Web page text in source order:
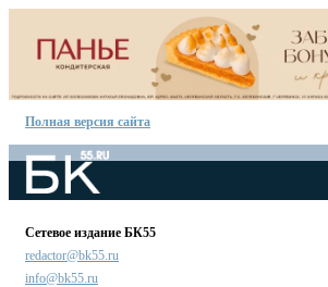
Полная версия сайта
Сетевое издание БК55
redactor@bk55.ru
info@bk55.ru